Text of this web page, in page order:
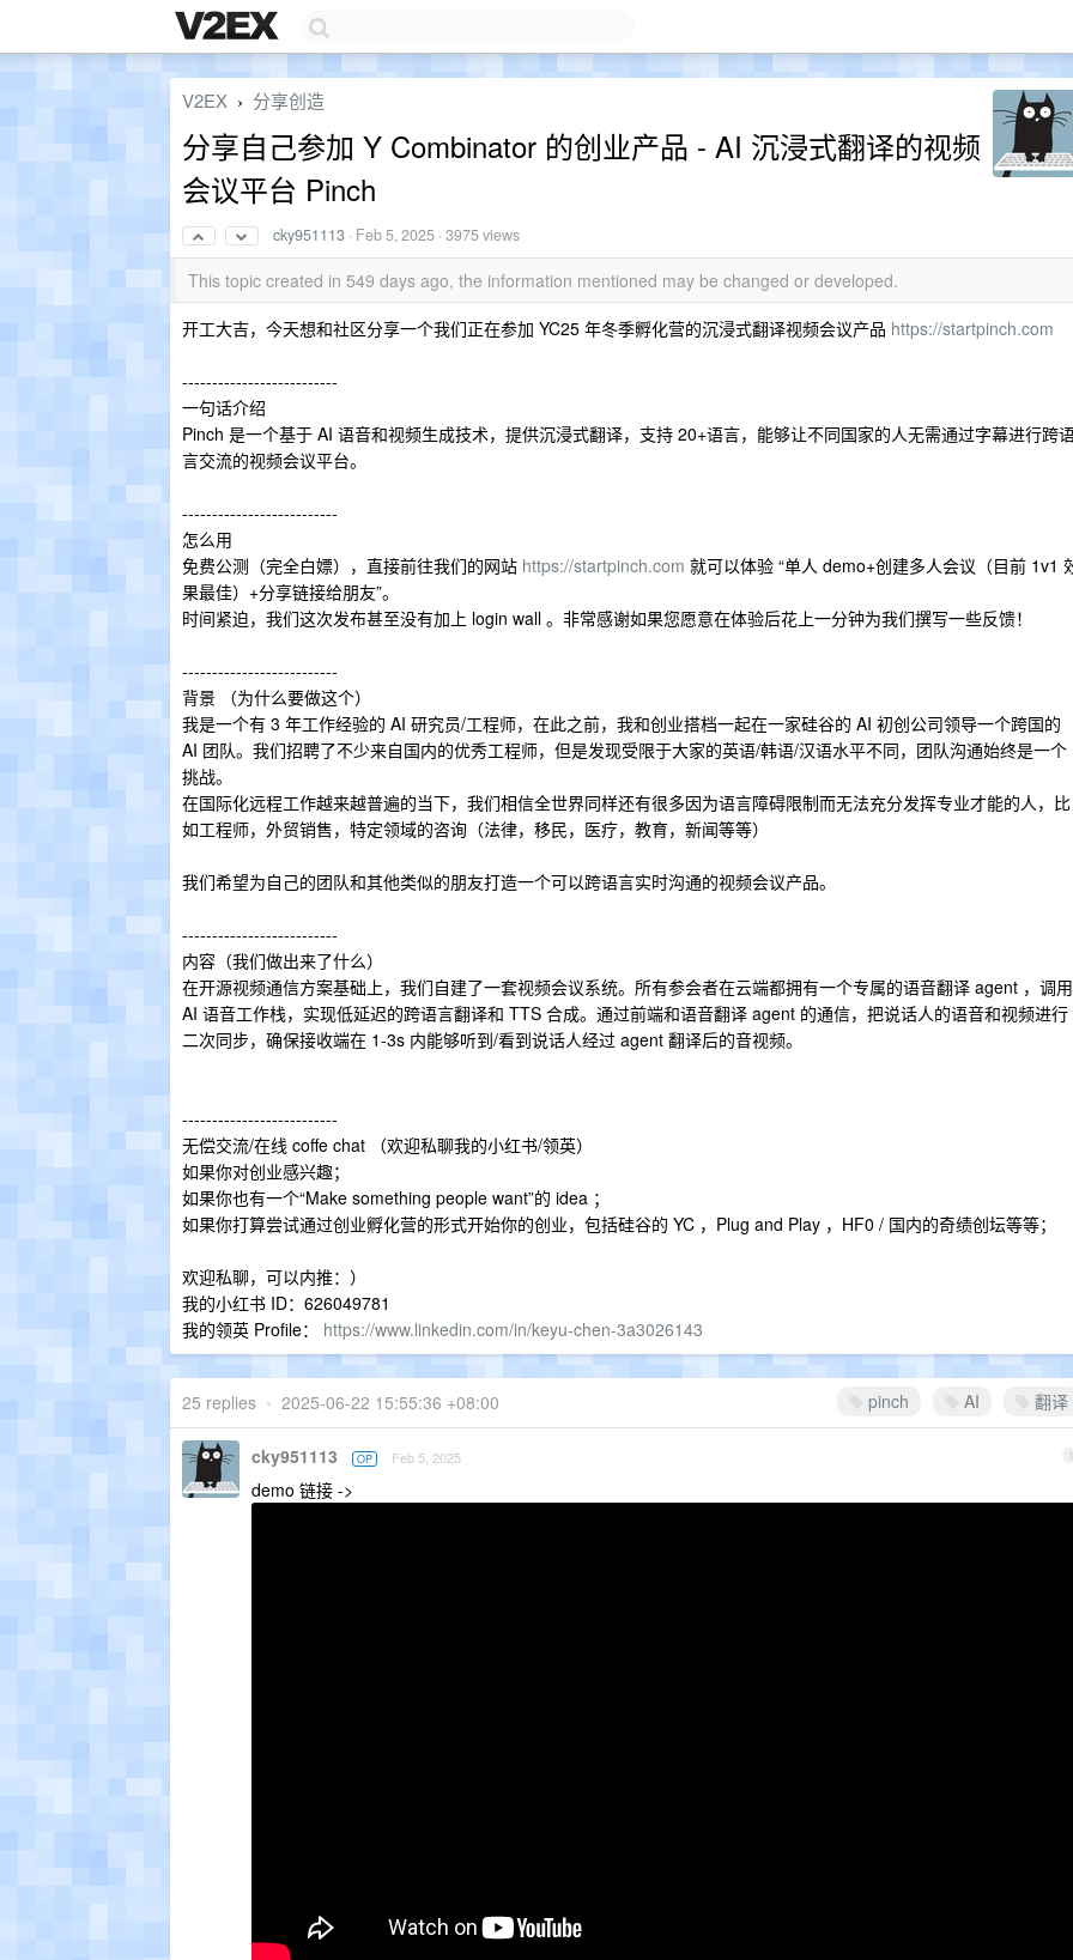
V2EX › 分享创造
分享自己参加 Y Combinator 的创业产品 - AI 沉浸式翻译的视频
会议平台 Pinch
cky951113 · Feb 5, 2025 · 3975 views
This topic created in 549 days ago, the information mentioned may be changed or developed.
开工大吉，今天想和社区分享一个我们正在参加 YC25 年冬季孵化营的沉浸式翻译视频会议产品 https://startpinch.com
--------------------------
一句话介绍
Pinch 是一个基于 AI 语音和视频生成技术，提供沉浸式翻译，支持 20+语言，能够让不同国家的人无需通过字幕进行跨
言交流的视频会议平台。
--------------------------
怎么用
免费公测（完全白嫖），直接前往我们的网站 https://startpinch.com 就可以体验 “单人 demo+创建多人会议（目前 1v1
果最佳）+分享链接给朋友”。
时间紧迫，我们这次发布甚至没有加上 login wall 。非常感谢如果您愿意在体验后花上一分钟为我们撰写一些反馈！
--------------------------
背景 （为什么要做这个）
我是一个有 3 年工作经验的 AI 研究员/工程师，在此之前，我和创业搭档一起在一家硅谷的 AI 初创公司领导一个跨国的
AI 团队。我们招聘了不少来自国内的优秀工程师，但是发现受限于大家的英语/韩语/汉语水平不同，团队沟通始终是一个
挑战。
在国际化远程工作越来越普遍的当下，我们相信全世界同样还有很多因为语言障碍限制而无法充分发挥专业才能的人，比
如工程师，外贸销售，特定领域的咨询（法律，移民，医疗，教育，新闻等等）
我们希望为自己的团队和其他类似的朋友打造一个可以跨语言实时沟通的视频会议产品。
--------------------------
内容（我们做出来了什么）
在开源视频通信方案基础上，我们自建了一套视频会议系统。所有参会者在云端都拥有一个专属的语音翻译 agent ，调用
AI 语音工作栈，实现低延迟的跨语言翻译和 TTS 合成。通过前端和语音翻译 agent 的通信，把说话人的语音和视频进行
二次同步，确保接收端在 1-3s 内能够听到/看到说话人经过 agent 翻译后的音视频。
--------------------------
无偿交流/在线 coffe chat （欢迎私聊我的小红书/领英）
如果你对创业感兴趣；
如果你也有一个“Make something people want”的 idea ；
如果你打算尝试通过创业孵化营的形式开始你的创业，包括硅谷的 YC ，Plug and Play ，HF0 / 国内的奇绩创坛等等；
欢迎私聊，可以内推：）
我的小红书 ID：626049781
我的领英 Profile： https://www.linkedin.com/in/keyu-chen-3a3026143
pinch AI 翻译
25 replies • 2025-06-22 15:55:36 +08:00
1
cky951113 OP Feb 5, 2025
demo 链接 ->